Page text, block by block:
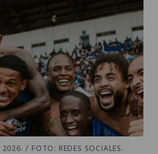
/ FOTO: REDES SOCIALES.